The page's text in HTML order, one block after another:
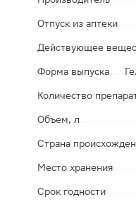
Отпуск из аптеки
Действующее
Форма выпуска
Количество
Объем, л
Страна
Место хранения
Срок годности